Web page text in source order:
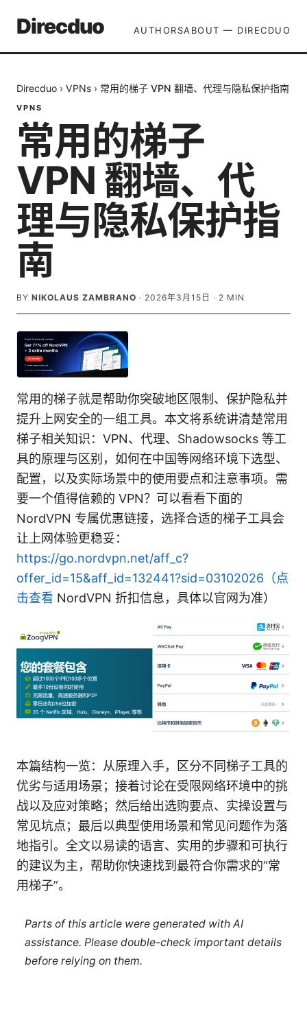
Direcduo AUTHORSABOUT — DIRECDUO
Direcduo › VPNs › 常用的梯子 VPN 翻墙、代理与隐私保护指南
VPNS
常用的梯子
VPN 翻墙、代
理与隐私保护指
南
BY NIKOLAUS ZAMBRANO · 2026年3月15日 · 2 MIN
常用的梯子就是帮助你突破地区限制、保护隐私并
提升上网安全的一组工具。本文将系统讲清楚常用
梯子相关知识：VPN、代理、Shadowsocks 等工
具的原理与区别，如何在中国等网络环境下选型、
配置，以及实际场景中的使用要点和注意事项。需
要一个值得信赖的 VPN？可以看看下面的
NordVPN 专属优惠链接，选择合适的梯子工具会
让上网体验更稳妥：
https://go.nordvpn.net/aff_c?
offer_id=15&aff_id=132441?sid=03102026（点
击查看 NordVPN 折扣信息，具体以官网为准）
本篇结构一览：从原理入手，区分不同梯子工具的
优劣与适用场景；接着讨论在受限网络环境中的挑
战以及应对策略；然后给出选购要点、实操设置与
常见坑点；最后以典型使用场景和常见问题作为落
地指引。全文以易读的语言、实用的步骤和可执行
的建议为主，帮助你快速找到最符合你需求的“常
用梯子”。
Parts of this article were generated with AI
assistance. Please double-check important details
before relying on them.